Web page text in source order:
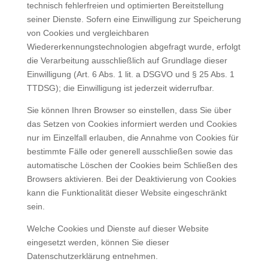
technisch fehlerfreien und optimierten Bereitstellung
seiner Dienste. Sofern eine Einwilligung zur Speicherung
von Cookies und vergleichbaren
Wiedererkennungstechnologien abgefragt wurde, erfolgt
die Verarbeitung ausschließlich auf Grundlage dieser
Einwilligung (Art. 6 Abs. 1 lit. a DSGVO und § 25 Abs. 1
TTDSG); die Einwilligung ist jederzeit widerrufbar.
Sie können Ihren Browser so einstellen, dass Sie über
das Setzen von Cookies informiert werden und Cookies
nur im Einzelfall erlauben, die Annahme von Cookies für
bestimmte Fälle oder generell ausschließen sowie das
automatische Löschen der Cookies beim Schließen des
Browsers aktivieren. Bei der Deaktivierung von Cookies
kann die Funktionalität dieser Website eingeschränkt
sein.
Welche Cookies und Dienste auf dieser Website
eingesetzt werden, können Sie dieser
Datenschutzerklärung entnehmen.